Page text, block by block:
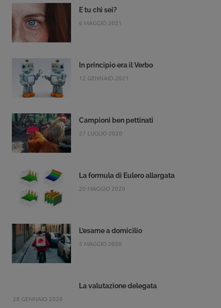
E tu chi sei?
6 MAGGIO 2021
In principio era il Verbo
12 GENNAIO 2021
Campioni ben pettinati
27 LUGLIO 2020
La formula di Eulero allargata
20 MAGGIO 2020
L’esame a domicilio
5 MAGGIO 2020
La valutazione delegata
28 GENNAIO 2020